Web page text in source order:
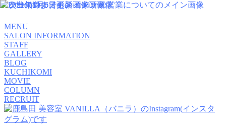
MENU
SALON INFORMATION
STAFF
GALLERY
BLOG
KUCHIKOMI
MOVIE
COLUMN
RECRUIT